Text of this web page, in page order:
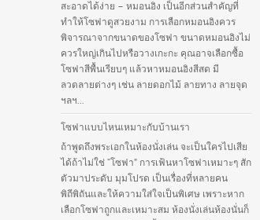
สะอาดได้ง่าย – หมอนอิง เป็นอีกส่วนสำคัญที่
ทำให้โซฟาดูสวยงาม การเลือกหมอนอิงควร
พิจารณาจากขนาดของโซฟา ขนาดหมอนอิงไม่
ควรใหญ่เกินไปหรือวางเกะกะ คุณอาจเลือกซื้อ
โซฟาสีพื้นเรียบๆ แล้วหาหมอนอิงสีสด มี
ลวดลายต่างๆ เช่น ลายดอกไม้ ลายทาง ลายจุด
ฯลฯ...
โซฟาแบบไหนเหมาะกับบ้านเรา
ถ้าพูดถึงพระเอกในห้องนั่งเล่น จะเป็นใครไปเสีย
ได้ถ้าไม่ใช่ “โซฟา” การเฟ้นหาโซฟาเหมาะๆ สัก
ตัวมาประดับ มุมโปรด เป็นเรื่องที่หลายคน
พิถีพิถันและให้ความใส่ใจเป็นพิเศษ เพราะหาก
เลือกโซฟาถูกและเหมาะสม ห้องนั่งเล่นห้องนั่นก็